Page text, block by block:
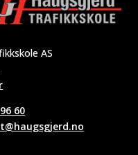
AS
60